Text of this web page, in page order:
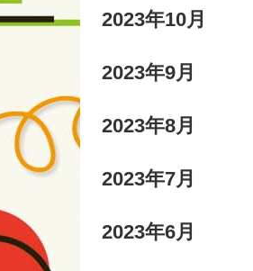
2023年10月
2023年9月
2023年8月
2023年7月
2023年6月